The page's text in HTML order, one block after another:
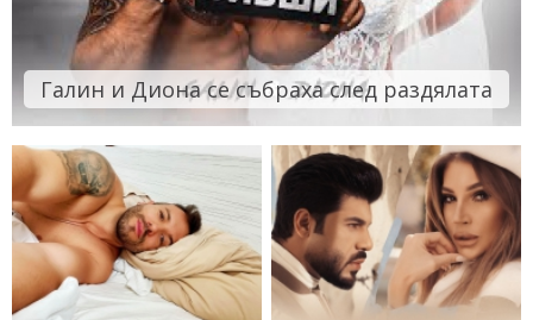
Галин и Диона се събраха след раздялата